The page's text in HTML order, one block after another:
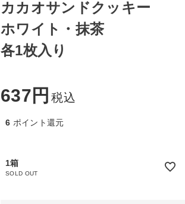
カカオサンドクッキー
ホワイト・抹茶
各1枚入り
637 税込
6 ポイント還元
1箱
SOLD OUT